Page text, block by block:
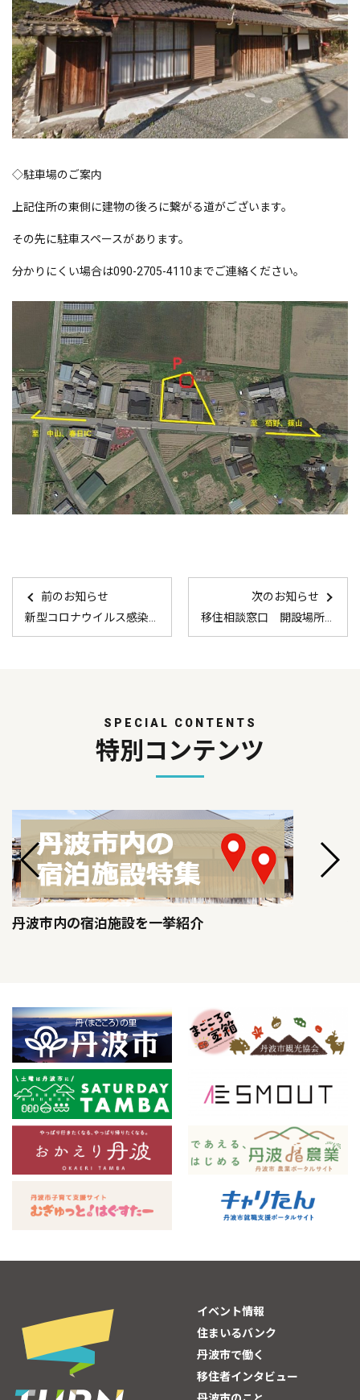
◇駐車場のご案内
上記住所の東側に建物の後ろに繋がる道がございます。
その先に駐車スペースがあります。
分かりにくい場合は090-2705-4110までご連絡ください。
前のお知らせ
次のお知らせ
移住相談窓口 開設場所変更のお知らせ
SPECIAL CONTENTS
特別コンテンツ
丹波市内の宿泊施設を一挙紹介
イベント情報
住まいるバンク
丹波市で働く
移住者インタビュー